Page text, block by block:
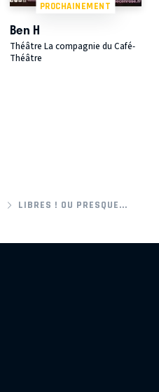
PROCHAINEMENT
Ben H
Théâtre La compagnie du Café-
Théâtre
LIBRES ! OU PRESQUE...